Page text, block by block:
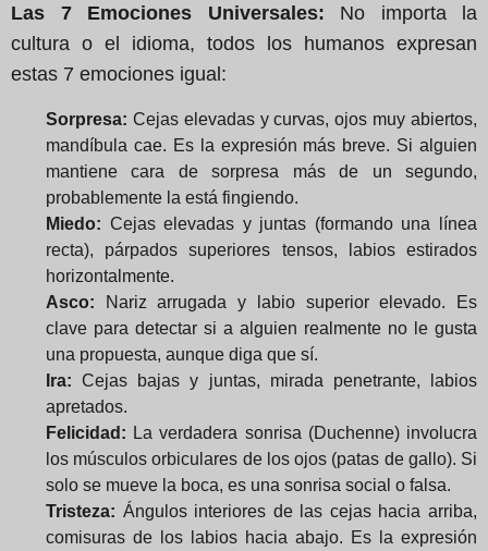
Las 7 Emociones Universales: No importa la
cultura o el idioma, todos los humanos expresan
estas 7 emociones igual:
Sorpresa: Cejas elevadas y curvas, ojos muy abiertos,
mandíbula cae. Es la expresión más breve. Si alguien
mantiene cara de sorpresa más de un segundo,
probablemente la está fingiendo.
Miedo: Cejas elevadas y juntas (formando una línea
recta), párpados superiores tensos, labios estirados
horizontalmente.
Asco: Nariz arrugada y labio superior elevado. Es
clave para detectar si a alguien realmente no le gusta
una propuesta, aunque diga que sí.
Ira: Cejas bajas y juntas, mirada penetrante, labios
apretados.
Felicidad: La verdadera sonrisa (Duchenne) involucra
los músculos orbiculares de los ojos (patas de gallo). Si
solo se mueve la boca, es una sonrisa social o falsa.
Tristeza: Ángulos interiores de las cejas hacia arriba,
comisuras de los labios hacia abajo. Es la expresión